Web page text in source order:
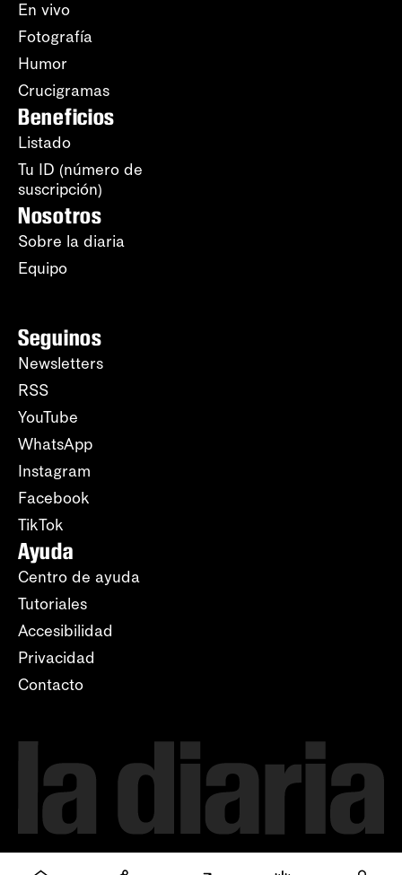
En vivo
Fotografía
Humor
Crucigramas
Beneficios
Listado
Tu ID (número de
suscripción)
Nosotros
Sobre la diaria
Equipo
Seguinos
Newsletters
RSS
YouTube
WhatsApp
Instagram
Facebook
TikTok
Ayuda
Centro de ayuda
Tutoriales
Accesibilidad
Privacidad
Contacto